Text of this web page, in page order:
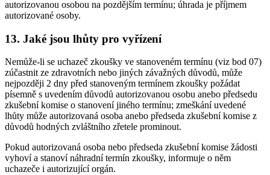
autorizovanou osobou na pozdějším termínu; úhrada je příjmem
autorizované osoby.
13. Jaké jsou lhůty pro vyřízení
Nemůže-li se uchazeč zkoušky ve stanoveném termínu (viz bod 07)
zúčastnit ze zdravotních nebo jiných závažných důvodů, může
nejpozději 2 dny před stanoveným termínem zkoušky požádat
písemně s uvedením důvodů autorizovanou osobu anebo předsedu
zkušební komise o stanovení jiného termínu; zmeškání uvedené
lhůty může autorizovaná osoba anebo předseda zkušební komise z
důvodů hodných zvláštního zřetele prominout.
Pokud autorizovaná osoba nebo předseda zkušební komise žádosti
vyhoví a stanoví náhradní termín zkoušky, informuje o něm
uchazeče i autorizující orgán.